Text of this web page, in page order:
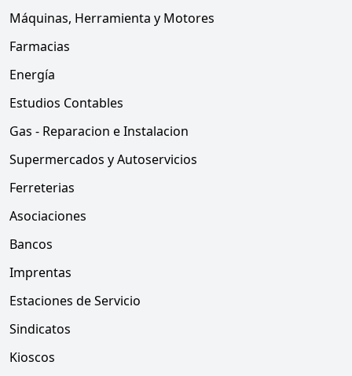
Máquinas, Herramienta y Motores
Farmacias
Energía
Estudios Contables
Gas - Reparacion e Instalacion
Supermercados y Autoservicios
Ferreterias
Asociaciones
Bancos
Imprentas
Estaciones de Servicio
Sindicatos
Kioscos